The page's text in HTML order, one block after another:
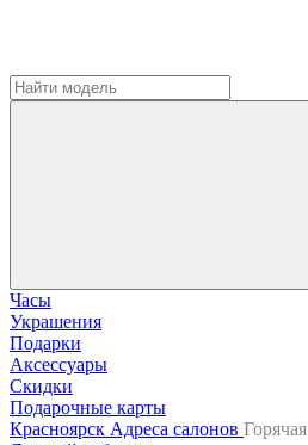
Часы
Украшения
Подарки
Аксессуары
Скидки
Подарочные карты
Красноярск Адреса салонов